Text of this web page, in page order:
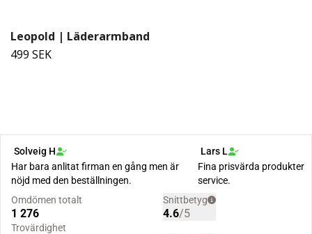
Leopold | Läderarmband
499 SEK